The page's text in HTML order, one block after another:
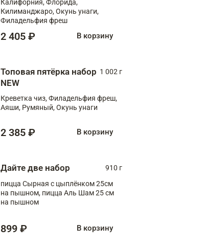
Калифорния, Флорида,
Килиманджаро, Окунь унаги,
Филадельфия фреш
2 405 ₽ В корзину
Топовая пятёрка набор
NEW
1 002 г
Креветка чиз, Филадельфия фреш,
Аяши, Румяный, Окунь унаги
2 385 ₽ В корзину
Дайте две набор
910 г
пицца Сырная с цыплёнком 25см
на пышном, пицца Аль Шам 25 см
на пышном
899 ₽ В корзину